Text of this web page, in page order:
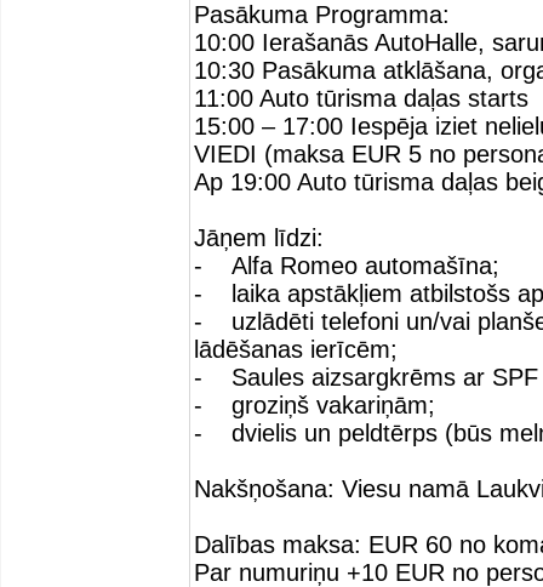
Pasākuma Programma:
10:00 Ierašanās AutoHalle,
10:30 Pasākuma atklāšana,
11:00 Auto tūrisma daļas starts
15:00 – 17:00 Iespēja iziet
VIEDI (maksa EUR 5 no
Ap 19:00 Auto tūrisma daļas
Jāņem līdzi:
- Alfa Romeo automašīna;
- laika apstākļiem atbilstošs
- uzlādēti telefoni un/vai
lādēšanas ierīcēm;
- Saules aizsargkrēms ar SPF
- groziņš vakariņām;
- dvielis un peldtērps (būs
Nakšņošana: Viesu namā
Dalības maksa: EUR 60 no
Par numuriņu +10 EUR no